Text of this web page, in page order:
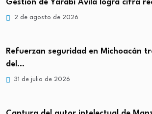
Gestión de Yarabí Ávila logra cifra
2 de agosto de 2026
Refuerzan seguridad en Michoacán
del…
31 de julio de 2026